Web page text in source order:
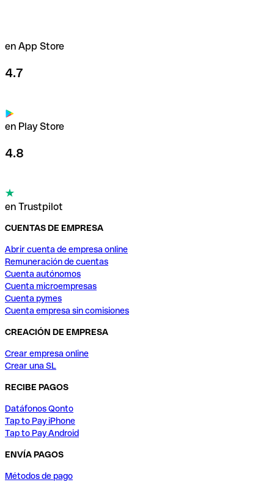
en App Store
4.7
en Play Store
4.8
en Trustpilot
CUENTAS DE EMPRESA
Abrir cuenta de empresa online
Remuneración de cuentas
Cuenta autónomos
Cuenta microempresas
Cuenta pymes
Cuenta empresa sin comisiones
CREACIÓN DE EMPRESA
Crear empresa online
Crear una SL
RECIBE PAGOS
Datáfonos Qonto
Tap to Pay iPhone
Tap to Pay Android
ENVÍA PAGOS
Métodos de pago